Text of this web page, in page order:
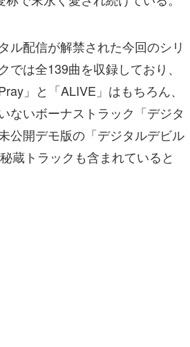
ル配信が解禁された今回のシリ
では全139曲を収録しており、
」と「ALIVE」はもちろん、
ないボーナストラック「デジタ
公開デモ版の「デジタルデビル
蔵トラックも含まれていると